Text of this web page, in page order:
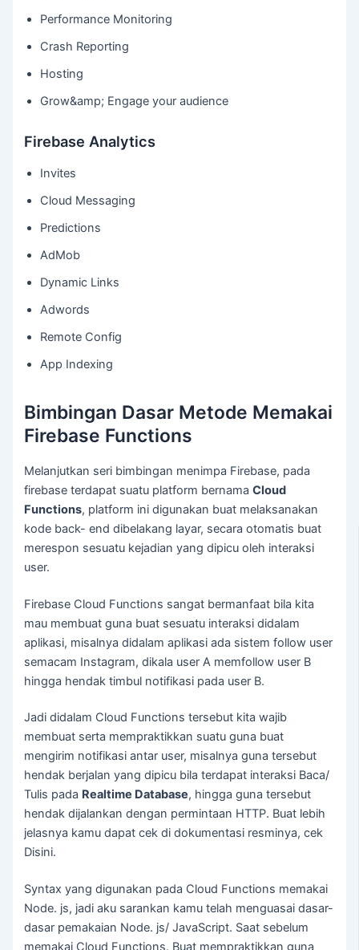
Performance Monitoring
Crash Reporting
Hosting
Grow&amp; Engage your audience
Firebase Analytics
Invites
Cloud Messaging
Predictions
AdMob
Dynamic Links
Adwords
Remote Config
App Indexing
Bimbingan Dasar Metode Memakai
Firebase Functions
Melanjutkan seri bimbingan menimpa Firebase, pada
firebase terdapat suatu platform bernamaCloud
Functions, platform ini digunakan buat melaksanakan
kode back- end dibelakang layar, secara otomatis buat
merespon sesuatu kejadian yang dipicu oleh interaksi
user.
Firebase Cloud Functions sangat bermanfaat bila kita
mau membuat guna buat sesuatu interaksi didalam
aplikasi, misalnya didalam aplikasi ada sistem follow user
semacam Instagram, dikala user A memfollow user B
hingga hendak timbul notifikasi pada user B.
Jadi didalam Cloud Functions tersebut kita wajib
membuat serta mempraktikkan suatu guna buat
mengirim notifikasi antar user, misalnya guna tersebut
hendak berjalan yang dipicu bila terdapat interaksi Baca/
Tulis pada Realtime Database, hingga guna tersebut
hendak dijalankan dengan permintaan HTTP. Buat lebih
jelasnya kamu dapat cek di dokumentasi resminya, cek
Disini.
Syntax yang digunakan pada Cloud Functions memakai
Node. js, jadi aku sarankan kamu telah menguasai dasar-
dasar pemakaian Node. js/ JavaScript. Saat sebelum
memakai Cloud Functions. Buat mempraktikkan guna